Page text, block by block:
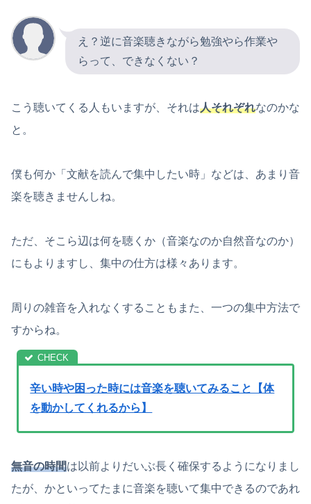
え？逆に音楽聴きながら勉強やら作業や
らって、できなくない？
こう聴いてくる人もいますが、それは人それぞれなのかな
と。
僕も何か「文献を読んで集中したい時」などは、あまり音
楽を聴きませんしね。
ただ、そこら辺は何を聴くか（音楽なのか自然音なのか）
にもよりますし、集中の仕方は様々あります。
周りの雑音を入れなくすることもまた、一つの集中方法で
すからね。
辛い時や困った時には音楽を聴いてみること【体
を動かしてくれるから】
無音の時間は以前よりだいぶ長く確保するようになりまし
たが、かといってたまに音楽を聴いて集中できるのであれ